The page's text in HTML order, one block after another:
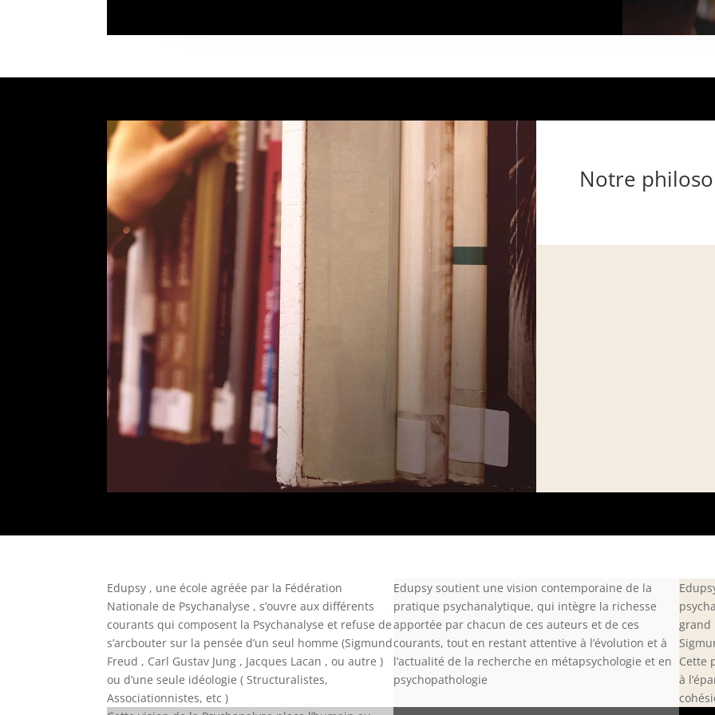
Notre
Edupsy , une école agréée par la Fédération
Nationale de Psychanalyse , s’ouvre aux différents
courants qui composent la Psychanalyse et refuse de
s’arcbouter sur la pensée d’un seul homme (Sigmund
Freud , Carl Gustav Jung , Jacques Lacan , ou autre )
ou d’une seule idéologie ( Structuralistes,
Associationnistes, etc )
Edupsy soutient une vision contemporaine de la
pratique psychanalytique, qui intègre la richesse
apportée par chacun de ces auteurs et de ces
courants, tout en restant attentive à l’évolution et à
l’actualité de la recherche en métapsychologie et en
psychopathologie
grand
Cette
à